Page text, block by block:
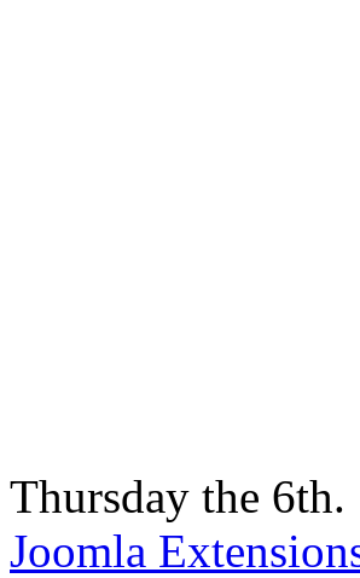
Thursday the 6th.
Joomla